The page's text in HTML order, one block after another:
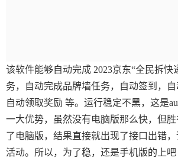
该软件能够自动完成 2023京东“全民拆快
务，自动完成品牌墙任务，自动签到，自
自动领取奖励 等。运行稳定不黑，这是
一大优势，虽然没有电脑版那么快，但
了电脑版，结果直接就出现了接口出错
活动。所以，为了稳，还是手机版的上吧